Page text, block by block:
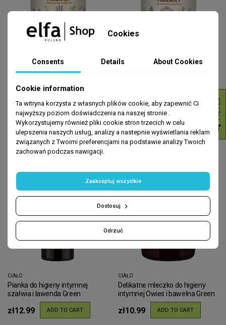
lekarska 370ml Green Pharmacy
zł10.99 ADD TO CART zł10.99 ADD TO CART
CIAŁO
Pianka do higieny intymnej
szałwia i lawenda Green
Pharmacy 150ml
zł12.99 ADD TO CART
CIAŁO
Delikatne mleczko do higieny
intymnej Owies i bawełna Green
Pharmacy 370ml
zł10.99 ADD TO CART
Cookies
Consents Details About Cookies
Cookie information
Ta witryna korzysta z własnych plików cookie, aby zapewnić Ci
najwyższy poziom doświadczenia na naszej stronie .
Wykorzystujemy również pliki cookie stron trzecich w celu
ulepszenia naszych usług, analizy a nastepnie wyświetlania reklam
związanych z Twoimi preferencjami na podstawie analizy Twoich
zachowań podczas nawigacji.
Odrzuć
Dostosuj
Zaakceptuj wszystkie
R